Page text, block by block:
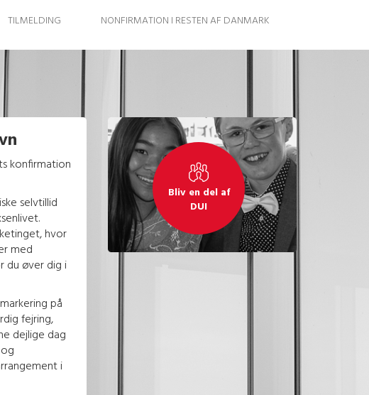
TILMELDING NONFIRMATION I RESTEN AF DANMARK
konfirmation
selvtillid
hvor
med
du øver dig i
på
fejring,
dejlige dag
i
Bliv en del af
DUI